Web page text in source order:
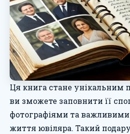
Ця книга стане унікальним
ви зможете заповнити її
фотографіями та
життя ювіляра. Такий